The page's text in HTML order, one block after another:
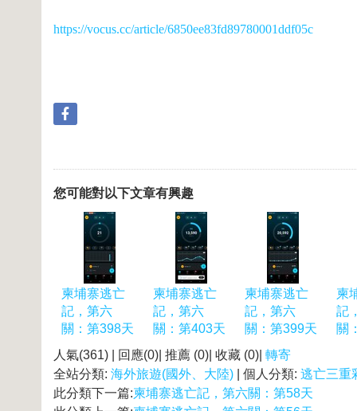
https://vocus.cc/article/6850ee83fd89780001ddf05c
您可能對以下文章有興趣
柬埔寨逃亡
記，第六
關：第398天
柬埔寨逃亡
記，第六
關：第403天
柬埔寨逃亡
記，第六
關：第399天
柬
記
關
人氣(361) | 回應(0)| 推薦 (0)| 收藏 (0)| 轉寄
全站分類: 海外旅遊(國外、大陸) | 個人分類: 逃亡三重
此分類下一篇:柬埔寨逃亡記，第六關：第58天